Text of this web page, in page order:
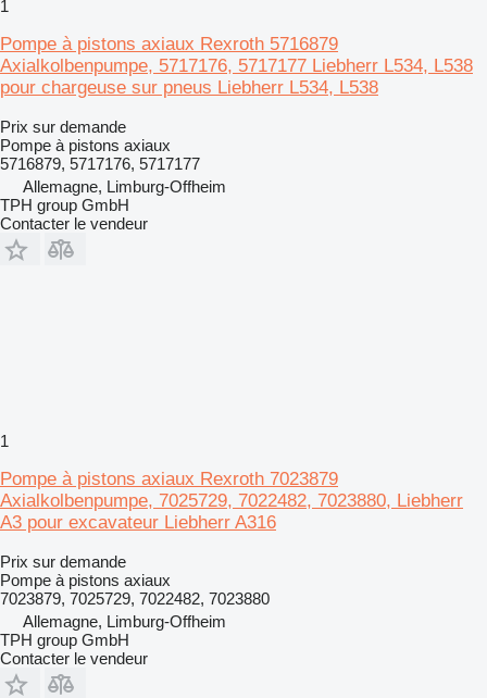
1
Pompe à pistons axiaux Rexroth 5716879
Axialkolbenpumpe, 5717176, 5717177 Liebherr L534, L538
pour chargeuse sur pneus Liebherr L534, L538
Prix sur demande
Pompe à pistons axiaux
5716879, 5717176, 5717177
Allemagne, Limburg-Offheim
TPH group GmbH
Contacter le vendeur
1
Pompe à pistons axiaux Rexroth 7023879
Axialkolbenpumpe, 7025729, 7022482, 7023880, Liebherr
A3 pour excavateur Liebherr A316
Prix sur demande
Pompe à pistons axiaux
7023879, 7025729, 7022482, 7023880
Allemagne, Limburg-Offheim
TPH group GmbH
Contacter le vendeur